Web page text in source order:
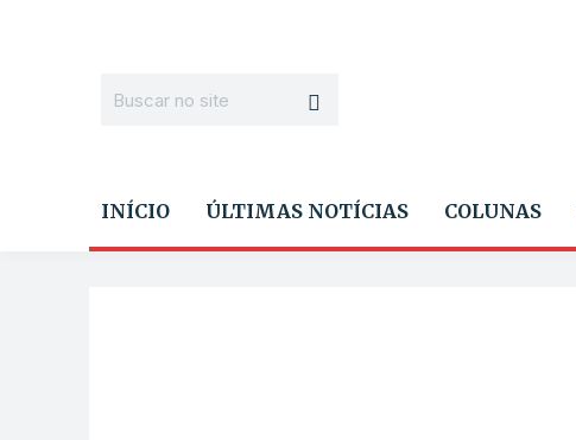
INÍCIO ÚLTIMAS NOTÍCIAS COLUNAS